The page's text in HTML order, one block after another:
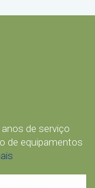
de serviço
de equipamentos